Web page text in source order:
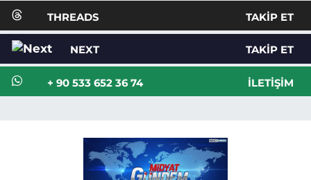
THREADS TAKIP ET
NEXT TAKIP ET
+ 90 533 652 36 74 İLETIŞIM